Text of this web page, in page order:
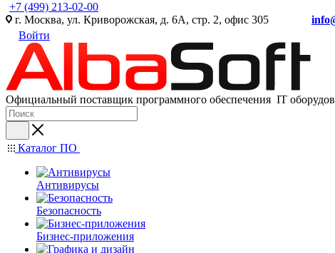
+7 (499) 213-02-00
г. Москва, ул. Криворожская, д. 6А, стр. 2, офис 305
Войти
Официальный поставщик программного обеспечения IT
Каталог ПО
Антивирусы
Безопасность
Бизнес-приложения